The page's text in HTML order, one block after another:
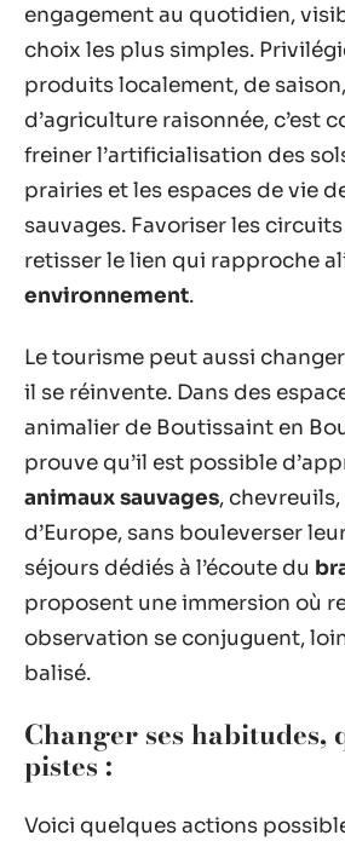
engagement au quotidien,
choix les plus simples.
produits localement, de
d’agriculture raisonnée, c’est
freiner l’artificialisation des
prairies et les espaces de vie
sauvages. Favoriser les circuits
retisser le lien qui rapproche
environnement.
Le tourisme peut aussi
il se réinvente. Dans des
animalier de Boutissaint en
prouve qu’il est possible
animaux sauvages,
d’Europe, sans bouleverser
séjours dédiés à l’écoute du
proposent une immersion où
observation se conjuguent,
balisé.
Changer ses habitudes,
pistes :
Voici quelques actions